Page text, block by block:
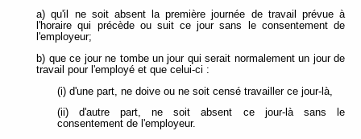
a) qu'il ne soit absent la première journée de travail prévue à
l'horaire qui précède ou suit ce jour sans le consentement de
l'employeur;
b) que ce jour ne tombe un jour qui serait normalement un jour de
travail pour l'employé et que celui-ci :
(i) d'une part, ne doive ou ne soit censé travailler ce jour-là,
(ii) d'autre part, ne soit absent ce jour-là sans le
consentement de l'employeur.